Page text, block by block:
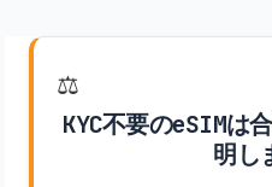
⚖️
KYC不要のeSIMは
明し